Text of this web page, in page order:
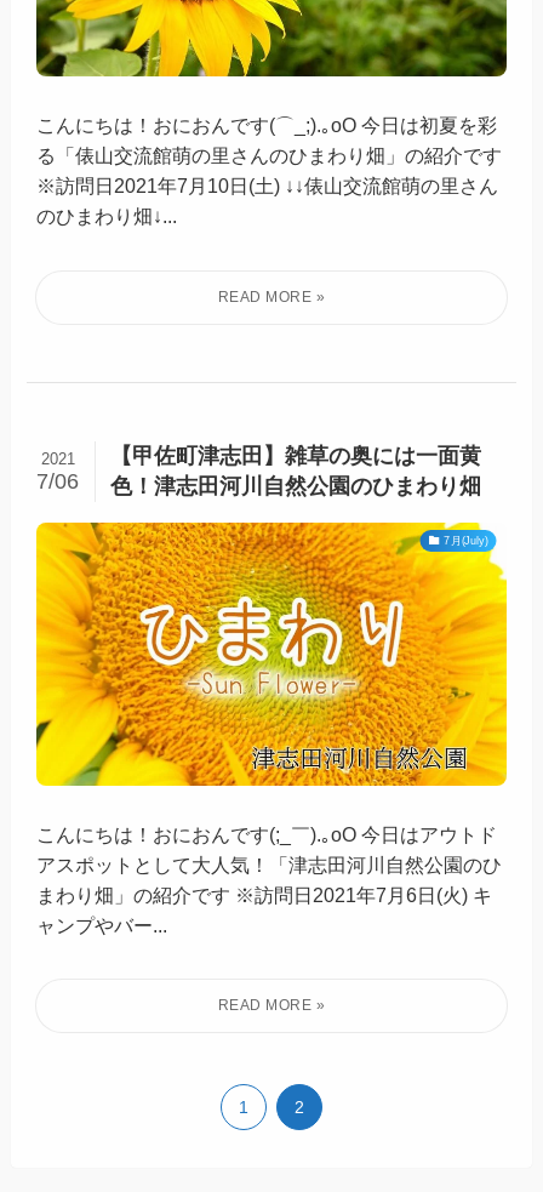
こんにちは！おにおんです(⌒_;).｡oO 今日は初夏を彩
る「俵山交流館萌の里さんのひまわり畑」の紹介です
※訪問日2021年7月10日(土) ↓↓俵山交流館萌の里さん
のひまわり畑↓...
【甲佐町津志田】雑草の奥には一面黄
色！津志田河川自然公園のひまわり畑
2021
7/06
7月(July)
こんにちは！おにおんです(;_￣).｡oO 今日はアウトド
アスポットとして大人気！「津志田河川自然公園のひ
まわり畑」の紹介です ※訪問日2021年7月6日(火) キ
ャンプやバー...
1 2